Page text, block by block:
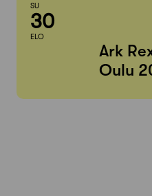
SU
30
ELO
Ark
Oulu